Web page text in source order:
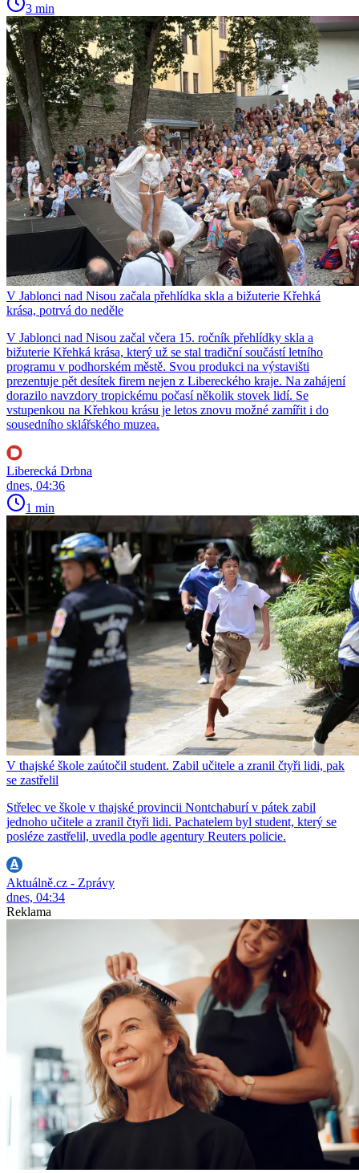
3 min
V Jablonci nad Nisou začala přehlídka skla a bižuterie Křehká
krása, potrvá do neděle
V Jablonci nad Nisou začal včera 15. ročník přehlídky skla a
bižuterie Křehká krása, který už se stal tradiční součástí letního
programu v podhorském městě. Svou produkci na výstavišti
prezentuje pět desítek firem nejen z Libereckého kraje. Na zahájení
dorazilo navzdory tropickému počasí několik stovek lidí. Se
vstupenkou na Křehkou krásu je letos znovu možné zamířit i do
sousedního sklářského muzea.
Liberecká Drbna
dnes, 04:36
1 min
V thajské škole zaútočil student. Zabil učitele a zranil čtyři lidi, pak
se zastřelil
Střelec ve škole v thajské provincii Nontchaburí v pátek zabil
jednoho učitele a zranil čtyři lidi. Pachatelem byl student, který se
posléze zastřelil, uvedla podle agentury Reuters policie.
Aktuálně.cz - Zprávy
dnes, 04:34
Reklama